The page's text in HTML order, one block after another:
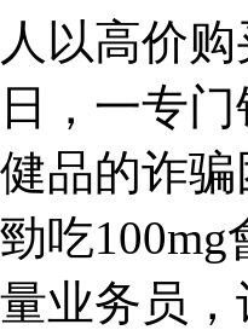
人以高价
日，一专
健品的诈
勁吃
量业务员